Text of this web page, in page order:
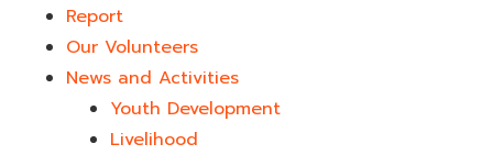
Report
Our Volunteers
News and Activities
Youth Development​
Livelihood